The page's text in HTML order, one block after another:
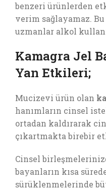
benzeri ürünlerden
verim sağlayamaz.
uzmanlar alkol
Kamagra Jel
Yan Etkileri;
Mucizevi ürün olan
hanımların cinsel
ortadan kaldırarak
çıkartmakta birebir
Cinsel
bayanların kısa
sürüklenmelerinde